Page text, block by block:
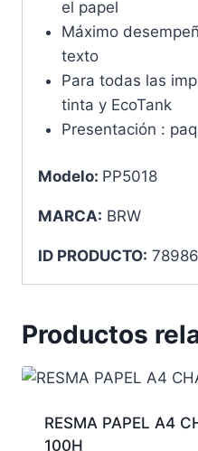
el papel
Máximo
texto
Para todas las
tinta y EcoTank
Presentación :
Modelo: PP5018
MARCA: BRW
ID PRODUCTO:
Productos
RESMA PAPEL A4
100H